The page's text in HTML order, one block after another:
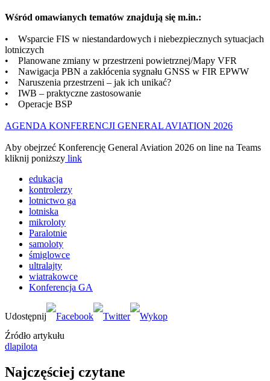
Wśród omawianych tematów znajdują się m.in.:
• Wsparcie FIS w niestandardowych i niebezpiecznych sytuacjach
lotniczych
• Planowane zmiany w przestrzeni powietrznej/Mapy VFR
• Nawigacja PBN a zakłócenia sygnału GNSS w FIR EPWW
• Naruszenia przestrzeni – jak ich unikać?
• IWB – praktyczne zastosowanie
• Operacje BSP
AGENDA KONFERENCJI GENERAL AVIATION 2026
Aby obejrzeć Konferencję General Aviation 2026 on line na Teams
kliknij poniższy link
edukacja
kontrolerzy
lotnictwo ga
lotniska
mikroloty
Paralotnie
samoloty
śmiglowce
ultralajty
wiatrakowce
Konferencja GA
Źródło artykułu
dlapilota
Najczęściej czytane